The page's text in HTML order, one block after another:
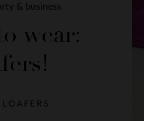
& business
wear: